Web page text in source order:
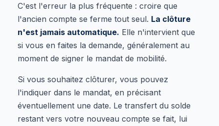
C'est l'erreur la plus fréquente : croire que
l'ancien compte se ferme tout seul. La clôture
n'est jamais automatique. Elle n'intervient que
si vous en faites la demande, généralement au
moment de signer le mandat de mobilité.
Si vous souhaitez clôturer, vous pouvez
l'indiquer dans le mandat, en précisant
éventuellement une date. Le transfert du solde
restant vers votre nouveau compte se fait, lui